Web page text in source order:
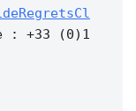
: +33 (0)1